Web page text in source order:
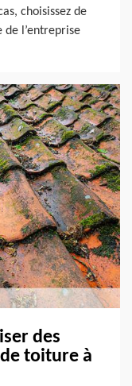
choisissez de
de l’entreprise
des
toiture à